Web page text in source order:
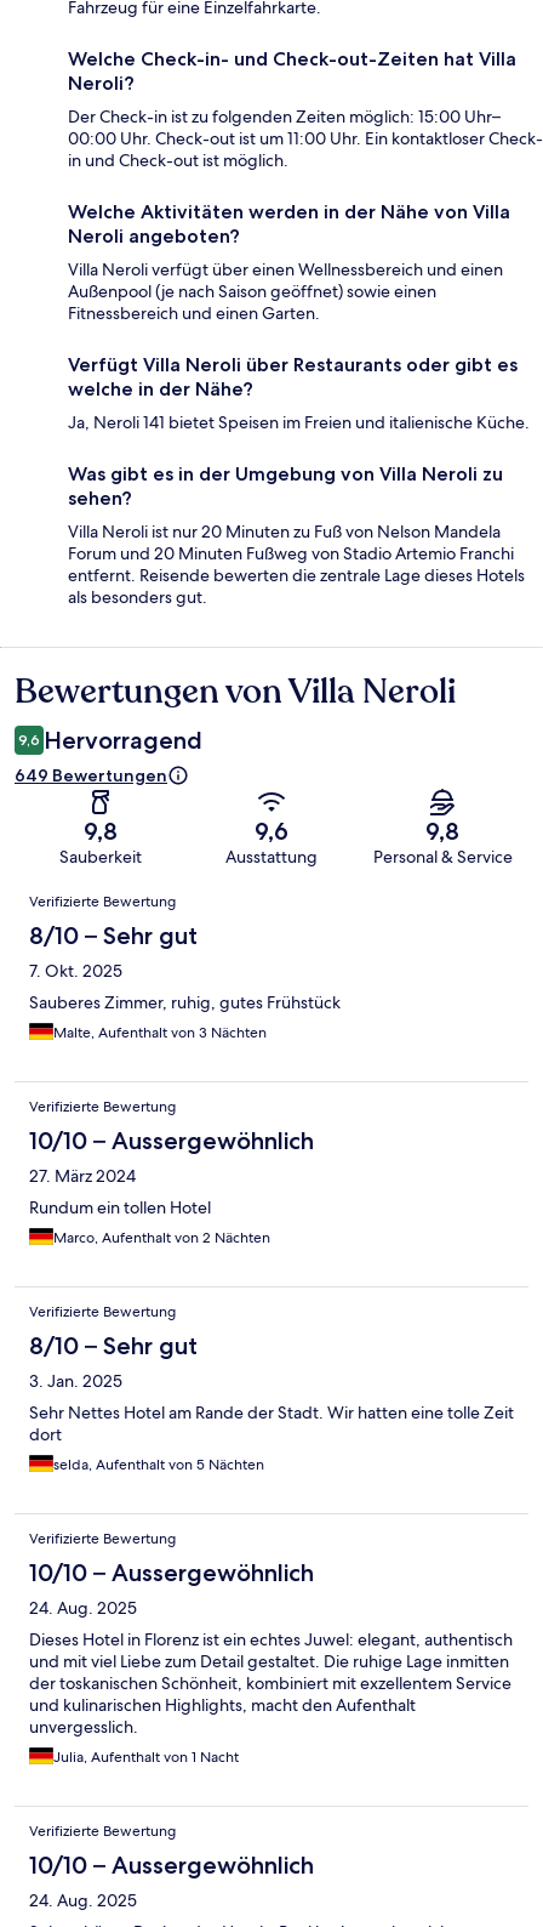
Fahrzeug für eine Einzelfahrkarte.
Welche Check-in- und Check-out-Zeiten hat Villa
Neroli?
Der Check-in ist zu folgenden Zeiten möglich: 15:00 Uhr–
00:00 Uhr. Check-out ist um 11:00 Uhr. Ein kontaktloser Check-
in und Check-out ist möglich.
Welche Aktivitäten werden in der Nähe von Villa
Neroli angeboten?
Villa Neroli verfügt über einen Wellnessbereich und einen
Außenpool (je nach Saison geöffnet) sowie einen
Fitnessbereich und einen Garten.
Verfügt Villa Neroli über Restaurants oder gibt es
welche in der Nähe?
Ja, Neroli 141 bietet Speisen im Freien und italienische Küche.
Was gibt es in der Umgebung von Villa Neroli zu
sehen?
Villa Neroli ist nur 20 Minuten zu Fuß von Nelson Mandela
Forum und 20 Minuten Fußweg von Stadio Artemio Franchi
entfernt. Reisende bewerten die zentrale Lage dieses Hotels
als besonders gut.
Bewertungen
Bewertungen von Villa Neroli
9,6 Hervorragend
649 Bewertungen
9,8
Sauberkeit
9,6
Ausstattung
9,8
Personal & Service
Bewertungen
Verifizierte Bewertung
8/10 – Sehr gut
7. Okt. 2025
Sauberes Zimmer, ruhig, gutes Frühstück
Malte, Aufenthalt von 3 Nächten
Verifizierte Bewertung
10/10 – Aussergewöhnlich
27. März 2024
Rundum ein tollen Hotel
Marco, Aufenthalt von 2 Nächten
Verifizierte Bewertung
8/10 – Sehr gut
3. Jan. 2025
Sehr Nettes Hotel am Rande der Stadt. Wir hatten eine tolle Zeit
dort
selda, Aufenthalt von 5 Nächten
Verifizierte Bewertung
10/10 – Aussergewöhnlich
24. Aug. 2025
Dieses Hotel in Florenz ist ein echtes Juwel: elegant, authentisch
und mit viel Liebe zum Detail gestaltet. Die ruhige Lage inmitten
der toskanischen Schönheit, kombiniert mit exzellentem Service
und kulinarischen Highlights, macht den Aufenthalt
unvergesslich.
Julia, Aufenthalt von 1 Nacht
Verifizierte Bewertung
10/10 – Aussergewöhnlich
24. Aug. 2025